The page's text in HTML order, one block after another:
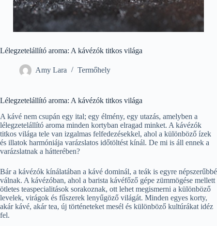
Lélegzetelállító aroma: A kávézók titkos világa
Amy Lara Termőhely
Lélegzetelállító aroma: A kávézók titkos világa
A kávé nem csupán egy ital; egy élmény, egy utazás, amelyben a
lélegzetelállító aroma minden kortyban elragad minket. A kávézók
titkos világa tele van izgalmas felfedezésekkel, ahol a különböző ízek
és illatok harmóniája varázslatos időtöltést kínál. De mi is áll ennek a
varázslatnak a hátterében?
Bár a kávézók kínálatában a kávé dominál, a teák is egyre népszerűbbé
válnak. A kávézóban, ahol a barista kávéfőző gépe zümmögése mellett
ötletes teaspecialitások sorakoznak, ott lehet megismerni a különböző
levelek, virágok és fűszerek lenyűgöző világát. Minden egyes korty,
akár kávé, akár tea, új történeteket mesél és különböző kultúrákat idéz
fel.